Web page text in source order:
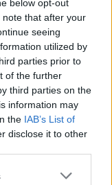
below opt-out
that after your
seeing
utilized by
parties prior to
of the further
third parties on the
information may
the IAB’s List of
disclose it to other
Γνωρίζω ότι
Δεν
αυτό το
επισήμανε.
μεγαλώσει σε
τόνισε.
δίπλα μου
στην έκτη